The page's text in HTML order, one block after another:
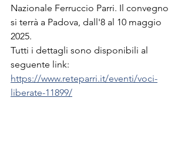
Nazionale Ferruccio Parri. Il convegno
si terrà a Padova, dall'8 al 10 maggio
2025.
Tutti i dettagli sono disponibili al
seguente link:
https://www.reteparri.it/eventi/voci-
liberate-11899/